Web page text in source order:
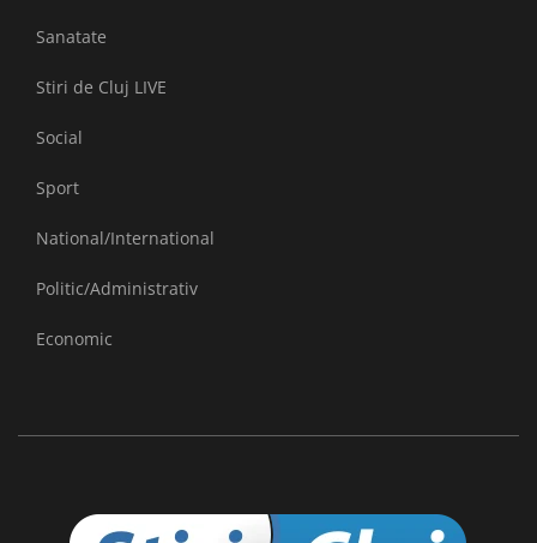
Sanatate
Stiri de Cluj LIVE
Social
Sport
National/International
Politic/Administrativ
Economic